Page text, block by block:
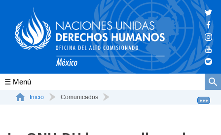
Conócenos
Inicio Comunicados